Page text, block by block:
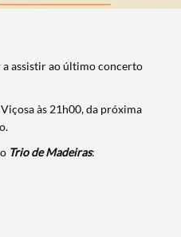
assistir ao último concerto
às 21h00, da próxima
Trio de Madeiras: